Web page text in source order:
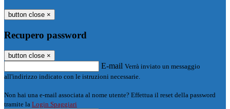
button close ×
Recupero password
button close ×
E-mail Verrà inviato un messaggio
all'indirizzo indicato con le istruzioni necessarie.
Non hai una e-mail associata al nome utente? Effettua il reset della password
tramite la Login Spaggiari